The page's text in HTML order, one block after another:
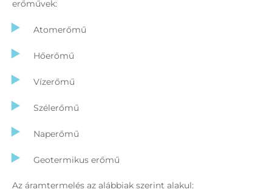
erőművek:
Atomerőmű
Hőerőmű
Vízerőmű
Szélerőmű
Naperőmű
Geotermikus erőmű
Az áramtermelés az alábbiak szerint alakul: